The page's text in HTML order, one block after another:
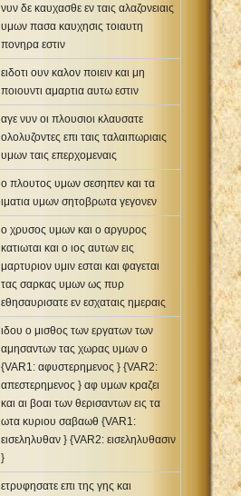
νυν δε καυχασθε εν ταις αλαζονειαις
υμων πασα καυχησις τοιαυτη
πονηρα εστιν
ειδοτι ουν καλον ποιειν και μη
ποιουντι αμαρτια αυτω εστιν
αγε νυν οι πλουσιοι κλαυσατε
ολολυζοντες επι ταις ταλαιπωριαις
υμων ταις επερχομεναις
ο πλουτος υμων σεσηπεν και τα
ιματια υμων σητοβρωτα γεγονεν
ο χρυσος υμων και ο αργυρος
κατιωται και ο ιος αυτων εις
μαρτυριον υμιν εσται και φαγεται
τας σαρκας υμων ως πυρ
εθησαυρισατε εν εσχαταις ημεραις
ιδου ο μισθος των εργατων των
αμησαντων τας χωρας υμων ο
{VAR1: αφυστερημενος } {VAR2:
απεστερημενος } αφ υμων κραζει
και αι βοαι των θερισαντων εις τα
ωτα κυριου σαβαωθ {VAR1:
εισεληλυθαν } {VAR2: εισεληλυθασιν
}
ετρυφησατε επι της γης και